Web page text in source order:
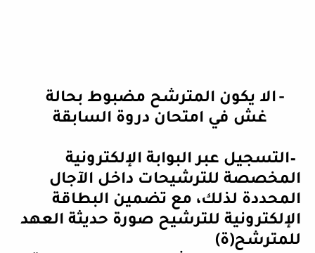
- الا يكون المترشح مضبوط بحالة
غش في امتحان دروة السابقة
–التسجيل عبر البوابة الإلكترونية
المخصصة للترشيحات داخل الآجال
المحددة لذلك، مع تضمين البطاقة
الإلكترونية للترشيح صورة حديثة العهد
للمترشح(ة)